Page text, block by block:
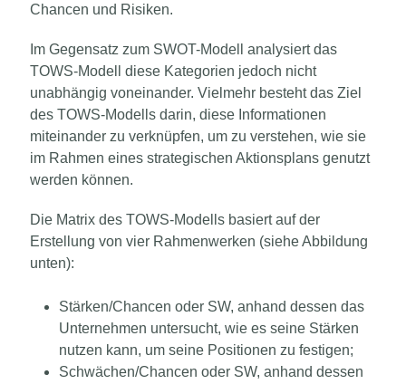
Chancen und Risiken.
Im Gegensatz zum SWOT-Modell analysiert das
TOWS-Modell diese Kategorien jedoch nicht
unabhängig voneinander. Vielmehr besteht das Ziel
des TOWS-Modells darin, diese Informationen
miteinander zu verknüpfen, um zu verstehen, wie sie
im Rahmen eines strategischen Aktionsplans genutzt
werden können.
Die Matrix des TOWS-Modells basiert auf der
Erstellung von vier Rahmenwerken (siehe Abbildung
unten):
Stärken/Chancen oder SW, anhand dessen das
Unternehmen untersucht, wie es seine Stärken
nutzen kann, um seine Positionen zu festigen;
Schwächen/Chancen oder SW, anhand dessen